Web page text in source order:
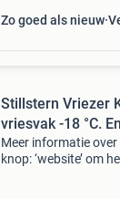
Zo goed als nieuw
Stillstern Vriezer
vriesvak -18 °C. En
Meer informatie
knop: ‘website’ om